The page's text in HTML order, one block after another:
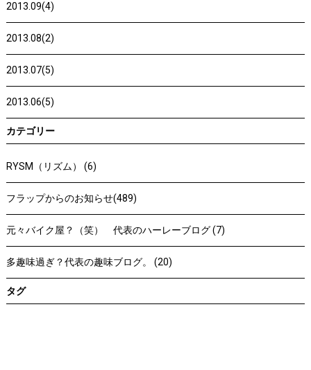
2013.09(4)
2013.08(2)
2013.07(5)
2013.06(5)
カテゴリー
RYSM（リズム） (6)
フラップからのお知らせ(489)
元々バイク屋？（笑） 代表のハーレーブログ (7)
多趣味過ぎ？代表の趣味ブログ。 (20)
タグ